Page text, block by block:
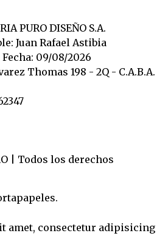
PURO DISEÑO S.A.
Juan Rafael Astibia
09/08/2026
Thomas 198 - 2Q - C.A.B.A.
| Todos los derechos
amet, consectetur adipisicing